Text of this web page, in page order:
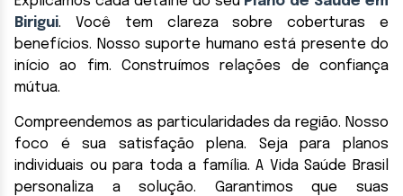
Birigui. Você tem clareza sobre coberturas e
benefícios. Nosso suporte humano está presente do
início ao fim. Construímos relações de confiança
mútua.
Compreendemos as particularidades da região. Nosso
foco é sua satisfação plena. Seja para planos
individuais ou para toda a família. A Vida Saúde Brasil
personaliza a solução. Garantimos que suas